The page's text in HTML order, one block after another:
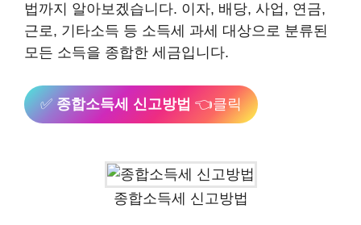
법까지 알아보겠습니다. 이자, 배당, 사업, 연금,
근로, 기타소득 등 소득세 과세 대상으로 분류된
모든 소득을 종합한 세금입니다.
✅ 종합소득세 신고방법 👈클릭
종합소득세 신고방법